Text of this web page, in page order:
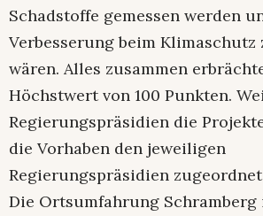
Schadstoffe gemessen werden
Verbesserung beim Klimaschutz
wären. Alles zusammen
Höchstwert von 100 Punkten.
Regierungspräsidien die
die Vorhaben den jeweiligen
Regierungspräsidien zugeordnet
Die Ortsumfahrung Schramberg